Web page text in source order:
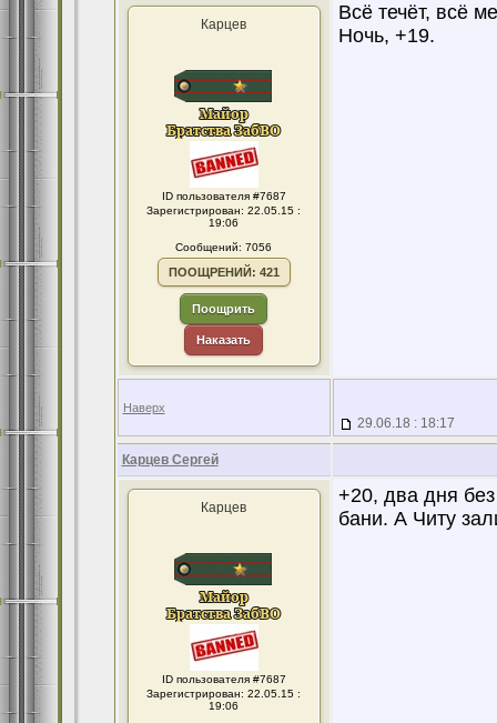
Карцев
ID пользователя #7687
Зарегистрирован: 22.05.15 :
19:06
Сообщений: 7056
ПООЩРЕНИЙ: 421
Поощрить
Наказать
Всё течёт, всё
Ночь, +19.
Наверх
29.06.18 : 18:17
Карцев Сергей
Карцев
ID пользователя #7687
Зарегистрирован: 22.05.15 :
19:06
+20, два дня
бани. А Читу